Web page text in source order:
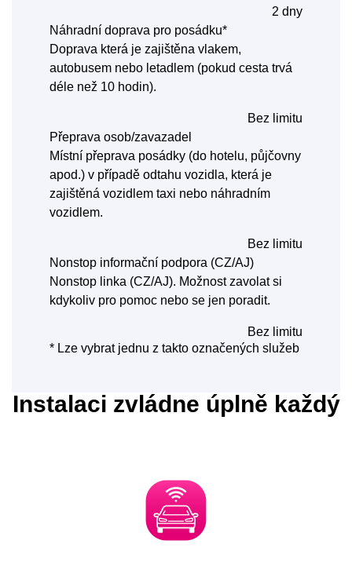
2 dny
Náhradní doprava pro posádku*
Doprava která je zajištěna vlakem,
autobusem nebo letadlem (pokud cesta trvá
déle než 10 hodin).
Bez limitu
Přeprava osob/zavazadel
Místní přeprava posádky (do hotelu, půjčovny
apod.) v případě odtahu vozidla, která je
zajištěná vozidlem taxi nebo náhradním
vozidlem.
Bez limitu
Nonstop informační podpora (CZ/AJ)
Nonstop linka (CZ/AJ). Možnost zavolat si
kdykoliv pro pomoc nebo se jen poradit.
Bez limitu
* Lze vybrat jednu z takto označených služeb
Instalaci zvládne úplně každý